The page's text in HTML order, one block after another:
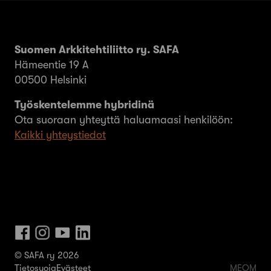
Suomen Arkkitehtiliitto ry. SAFA
Hämeentie 19 A
00500 Helsinki
Työskentelemme hybridinä
Ota suoraan yhteyttä haluamaasi henkilöön:
Kaikki yhteystiedot
© SAFA ry 2026
TietosuojaEvästeet MEOM